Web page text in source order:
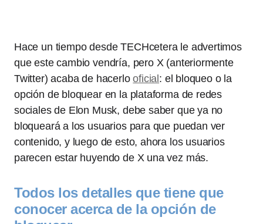
Hace un tiempo desde TECHcetera le advertimos
que este cambio vendría, pero X (anteriormente
Twitter) acaba de hacerlooficial : el bloqueo o la
opción de bloquear en la plataforma de redes
sociales de Elon Musk, debe saber que ya no
bloqueará a los usuarios para que puedan ver
contenido, y luego de esto, ahora los usuarios
parecen estar huyendo de X una vez más.
Todos los detalles que tiene que
conocer acerca de la opción de